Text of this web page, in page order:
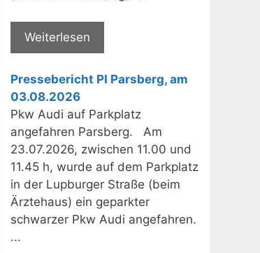
Weiterlesen
Pressebericht PI Parsberg, am
03.08.2026
Pkw Audi auf Parkplatz
angefahren Parsberg. Am
23.07.2026, zwischen 11.00 und
11.45 h, wurde auf dem Parkplatz
in der Lupburger Straße (beim
Ärztehaus) ein geparkter
schwarzer Pkw Audi angefahren.
...